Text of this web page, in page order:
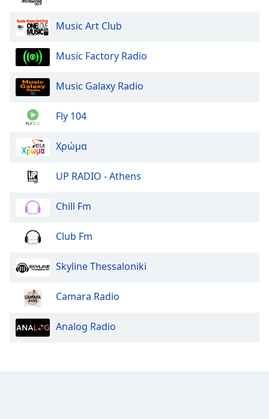
dialog
Escape
cancel
and
Opacity
Color
Opacity
Caption
Music Art Club
Music Factory Radio
Music Galaxy Radio
Fly 104
Χρώμα
UP RADIO - Athens
Chill Fm
Club Fm
Skyline Thessaloniki
Camara Radio
Analog Radio